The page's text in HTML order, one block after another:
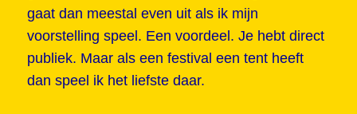
gaat dan meestal even uit als ik mijn
voorstelling speel. Een voordeel. Je hebt direct
publiek. Maar als een festival een tent heeft
dan speel ik het liefste daar.